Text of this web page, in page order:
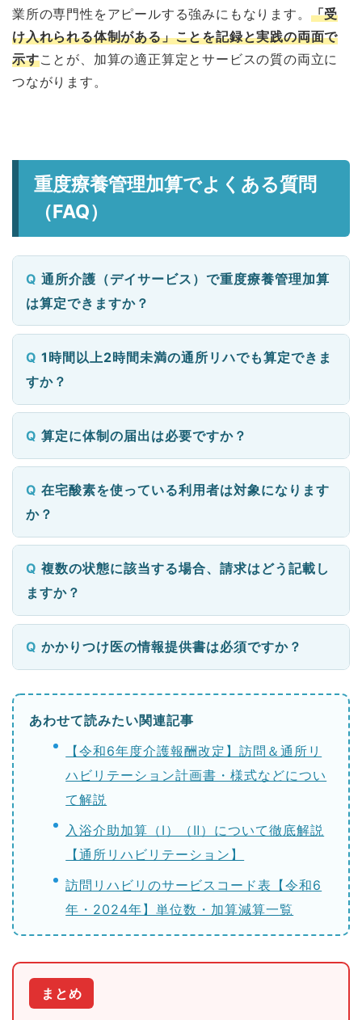
業所の専門性をアピールする強みにもなります。 「受
け入れられる体制がある」ことを記録と実践の両面で
示すことが、加算の適正算定とサービスの質の両立に
つながります。
重度療養管理加算でよくある質問
（FAQ）
通所介護（デイサービス）で重度療養管理加算
は算定できますか？
1時間以上2時間未満の通所リハでも算定できま
すか？
算定に体制の届出は必要ですか？
在宅酸素を使っている利用者は対象になります
か？
複数の状態に該当する場合、請求はどう記載し
ますか？
かかりつけ医の情報提供書は必須ですか？
あわせて読みたい関連記事
【令和6年度介護報酬改定】訪問＆通所リ
ハビリテーション計画書・様式などについ
て解説
入浴介助加算（Ⅰ）（Ⅱ）について徹底解説
【通所リハビリテーション】
訪問リハビリのサービスコード表【令和6
年・2024年】単位数・加算減算一覧
まとめ